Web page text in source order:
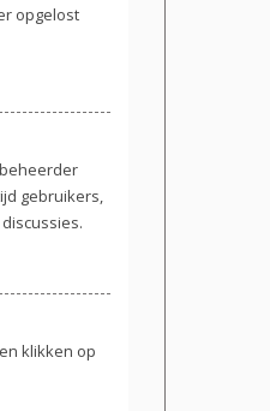
opgelost
gebruikers,
klikken op